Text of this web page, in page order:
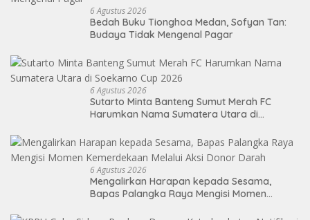
6 Agustus 2026
Bedah Buku Tionghoa Medan, Sofyan Tan:
Budaya Tidak Mengenal Pagar
6 Agustus 2026
Sutarto Minta Banteng Sumut Merah FC
Harumkan Nama Sumatera Utara di
6 Agustus 2026
Mengalirkan Harapan kepada Sesama,
Bapas Palangka Raya Mengisi Momen